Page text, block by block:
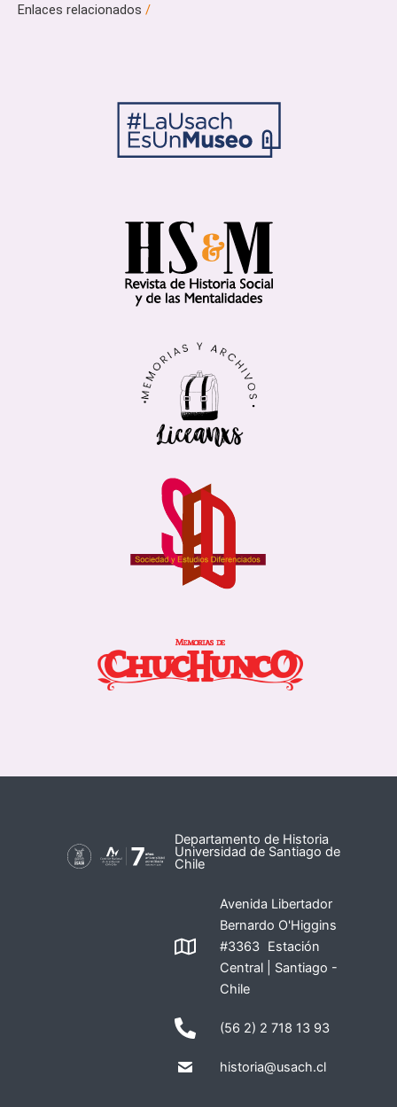
Enlaces relacionados /
Departamento de Historia
Universidad de Santiago de
Chile
Avenida Libertador
Bernardo O'Higgins
#3363 Estación
Central | Santiago -
Chile
(56 2) 2 718 13 93
historia@usach.cl